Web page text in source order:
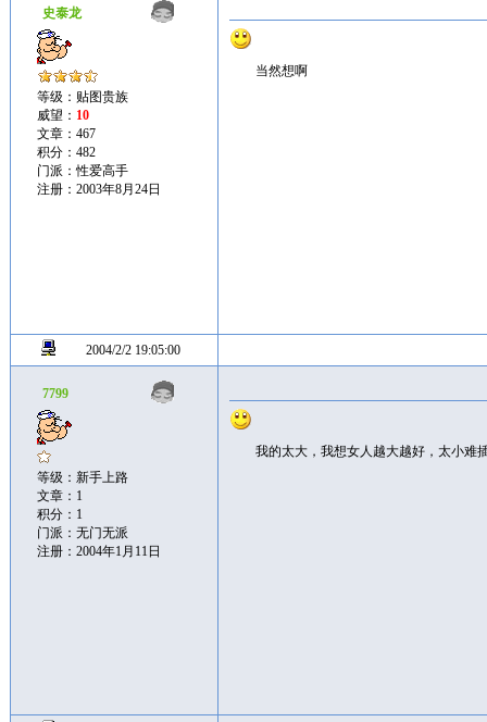
史泰龙
等级：贴图贵族
威望： 10
文章：467
积分：482
门派：性爱高手
注册：2003年8月24日
当然想啊
2004/2/2 19:05:00
7799
等级：新手上路
文章：1
积分：1
门派：无门无派
注册：2004年1月11日
我的太大，我想女人越大越好，太小难